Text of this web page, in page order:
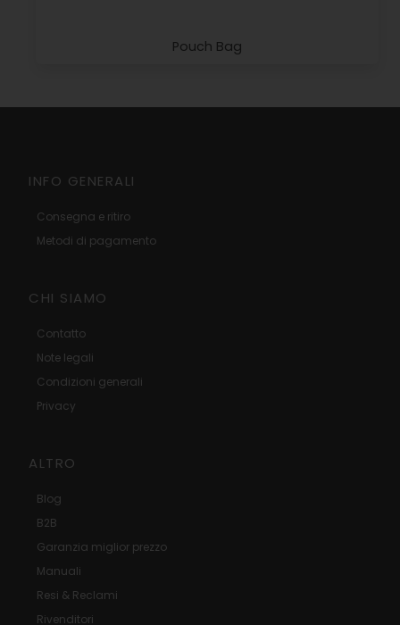
Pouch Bag
INFO GENERALI
Consegna e ritiro
Metodi di pagamento
CHI SIAMO
Contatto
Note legali
Condizioni generali
Privacy
ALTRO
Blog
B2B
Garanzia miglior prezzo
Manuali
Resi & Reclami
Rivenditori